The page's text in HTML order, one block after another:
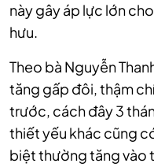
này gây áp lực lớn
hưu.
Theo bà Nguyễn
tăng gấp đôi, thậm
trước, cách đây 3
thiết yếu khác cũng
biệt thường tăng vào